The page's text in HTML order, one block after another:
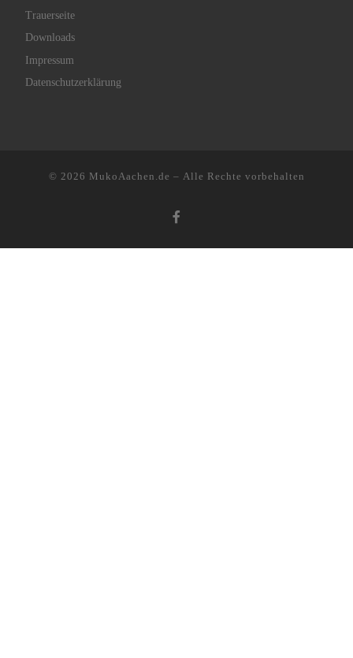
Trauerseite
Downloads
Impressum
Datenschutzerklärung
© 2026 MukoAachen.de – Alle Rechte vorbehalten